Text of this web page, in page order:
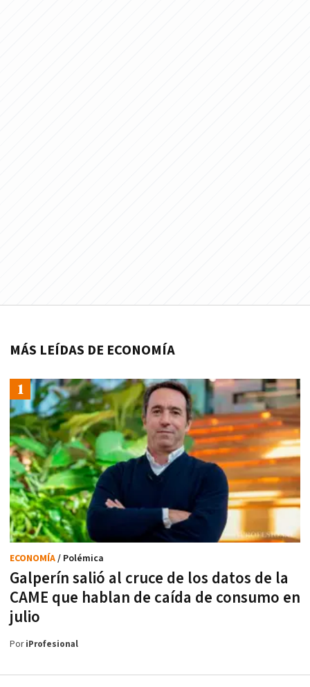
MÁS LEÍDAS DE ECONOMÍA
Galperín salió al cruce de los datos de la
CAME que hablan de caída de consumo en
julio
ECONOMÍA/ Polémica
PoriProfesional